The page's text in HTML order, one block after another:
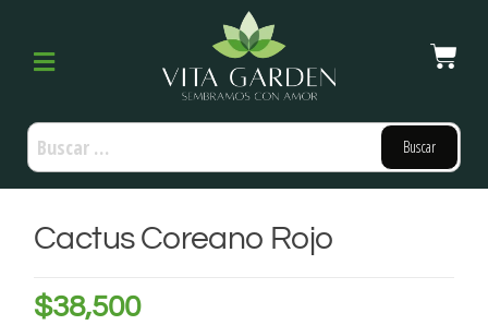
Cactus Coreano Rojo
$38,500